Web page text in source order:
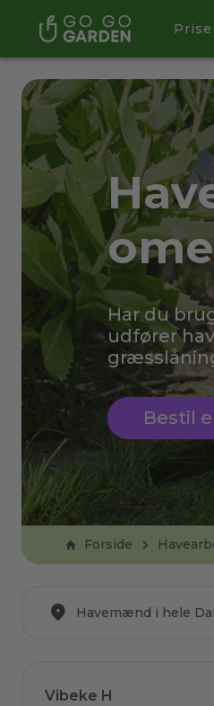
Har du
udfører
Bestil
Forside
Havemænd i hele
Vibeke H